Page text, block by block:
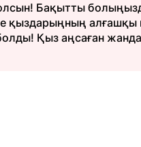
Бақытты
қыздарыңның
Қыз аңсаған